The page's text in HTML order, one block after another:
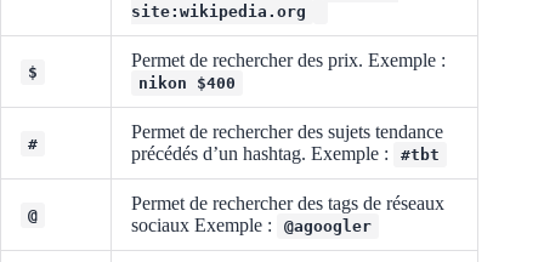
site:wikipedia.org
$
Permet de rechercher des prix. Exemple :
nikon $400
#
Permet de rechercher des sujets tendance
précédés d’un hashtag. Exemple :
#tbt
@
Permet de rechercher des tags de réseaux
sociaux Exemple :
@agoogler